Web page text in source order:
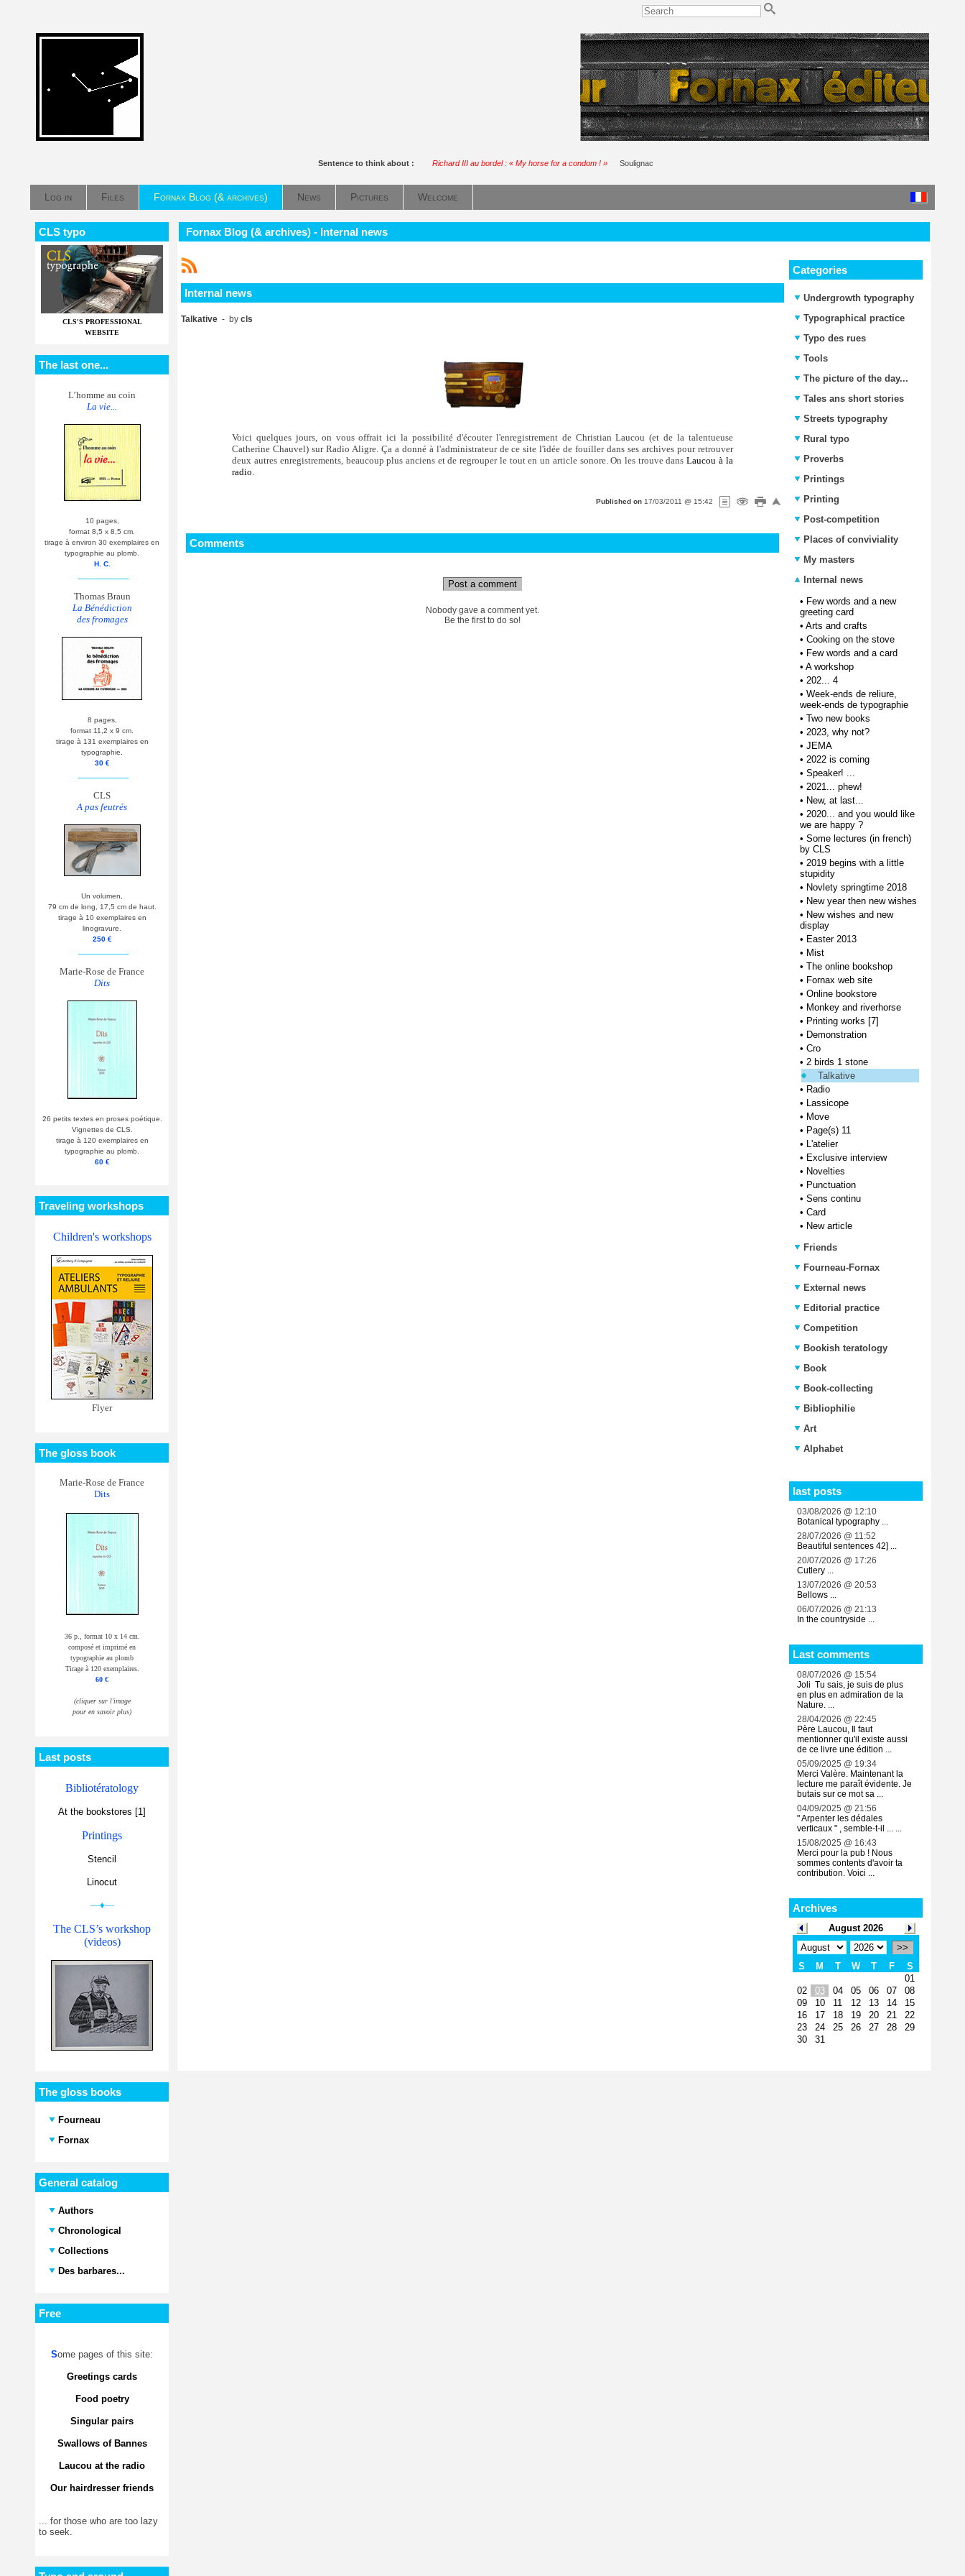
Sentence to think about : Richard III au bordel : « My horse for a condom ! » Soulignac
Log in Files Fornax Blog (& archives) News Pictures Welcome
CLS typo
CLS'S PROFESSIONAL
WEBSITE
The last one...
L’homme au coin
La vie...
10 pages,
format 8,5 x 8,5 cm.
tirage à environ 30 exemplaires en
typographie au plomb.
H. C.
Thomas Braun
La Bénédiction
des fromages
8 pages,
format 11,2 x 9 cm.
tirage à 131 exemplaires en
typographie.
30 €
CLS
A pas feutrés
Un volumen,
79 cm de long, 17,5 cm de haut.
tirage à 10 exemplaires en
linogravure.
250 €
Marie-Rose de France
Dits
26 petits textes en proses poétique.
Vignettes de CLS.
tirage à 120 exemplaires en
typographie au plomb.
60 €
Traveling workshops
Children's workshops
Flyer
The gloss book
Marie-Rose de France
Dits
36 p., format 10 x 14 cm.
composé et imprimé en
typographie au plomb
Tirage à 120 exemplaires.
60 €
(cliquer sur l'image
pour en savoir plus)
Last posts
Bibliotératology
At the bookstores [1]
Printings
Stencil
Linocut
—♦—
The CLS’s workshop
(videos)
The gloss books
Fourneau
Fornax
General catalog
Authors
Chronological
Collections
Des barbares...
Free
Some pages of this site:
Greetings cards
Food poetry
Singular pairs
Swallows of Bannes
Laucou at the radio
Our hairdresser friends
... for those who are too lazy
to seek.
Fornax Blog (& archives) - Internal news
Internal news
Talkative - by cls
Voici quelques jours, on vous offrait ici la possibilité d'écouter l'enregistrement de Christian Laucou (et de la talentueuse
Catherine Chauvel) sur Radio Aligre. Ça a donné à l'administrateur de ce site l'idée de fouiller dans ses archives pour retrouver
deux autres enregistrements, beaucoup plus anciens et de regrouper le tout en un article sonore. On les trouve dansLaucou à la
radio.
Published on 17/03/2011 @ 15:42
Comments
Post a comment
Nobody gave a comment yet.
Be the first to do so!
Categories
Undergrowth typography
Typographical practice
Typo des rues
Tools
The picture of the day...
Tales ans short stories
Streets typography
Rural typo
Proverbs
Printings
Printing
Post-competition
Places of conviviality
My masters
Internal news
• Few words and a new
greeting card
• Arts and crafts
• Cooking on the stove
• Few words and a card
• A workshop
• 202... 4
• Week-ends de reliure,
week-ends de typographie
• Two new books
• 2023, why not?
• JEMA
• 2022 is coming
• Speaker! ...
• 2021... phew!
• New, at last...
• 2020... and you would like
we are happy ?
• Some lectures (in french)
by CLS
• 2019 begins with a little
stupidity
• Novlety springtime 2018
• New year then new wishes
• New wishes and new
display
• Easter 2013
• Mist
• The online bookshop
• Fornax web site
• Online bookstore
• Monkey and riverhorse
• Printing works [7]
• Demonstration
• Cro
• 2 birds 1 stone
Talkative
• Radio
• Lassicope
• Move
• Page(s) 11
• L'atelier
• Exclusive interview
• Novelties
• Punctuation
• Sens continu
• Card
• New article
Friends
Fourneau-Fornax
External news
Editorial practice
Competition
Bookish teratology
Book
Book-collecting
Bibliophilie
Art
Alphabet
last posts
03/08/2026 @ 12:10
Botanical typography ...
28/07/2026 @ 11:52
Beautiful sentences 42] ...
20/07/2026 @ 17:26
Cutlery ...
13/07/2026 @ 20:53
Bellows ...
06/07/2026 @ 21:13
In the countryside ...
Last comments
08/07/2026 @ 15:54
Joli Tu sais, je suis de plus
en plus en admiration de la
Nature. ...
28/04/2026 @ 22:45
Père Laucou, Il faut
mentionner qu'il existe aussi
de ce livre une édition ...
05/09/2025 @ 19:34
Merci Valère. Maintenant la
lecture me paraît évidente. Je
butais sur ce mot sa ...
04/09/2025 @ 21:56
" Arpenter les dédales
verticaux " , semble-t-il ... ...
15/08/2025 @ 16:43
Merci pour la pub ! Nous
sommes contents d'avoir ta
contribution. Voici ...
Archives
August 2026
>>
S
M T W T F
S
01
02
03 04 05 06 07
08
09
10 11 12 13 14
15
16
17 18 19 20 21
22
23
24 25 26 27 28
29
30
31